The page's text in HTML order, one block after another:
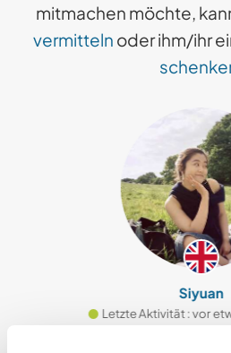
mitmachen möchte,
vermitteln oder ihm/ihr
Siyuan
Letzte Aktivität : vor